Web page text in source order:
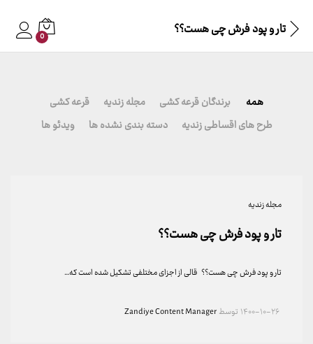
تار و پود فرش چی هست؟؟ 0
همه برندگان قرعه کشی مجله زندیه
قرعه کشی
طرح های اقساطی زندیه
دسته بندی نشده ها ویدئو ها
مجله زندیه
تار و پود فرش چی هست؟؟
تار و پود فرش چی هست؟؟ قالی از اجزای مختلفی تشکیل شده است که…
۱۴۰۰-۱۰-۲۶ توسطZandiye Content Manager